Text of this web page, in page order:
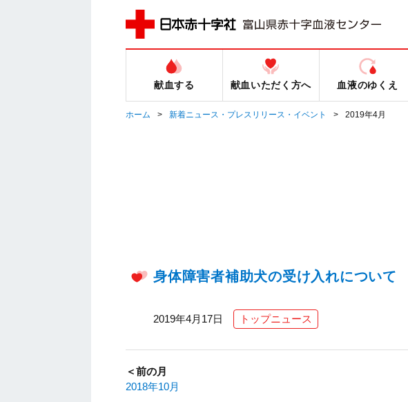
献血する 献血いただく方へ 血液のゆくえ
ホーム 新着ニュース・プレスリリース・イベント 2019年4月
身体障害者補助犬の受け入れについて
2019年4月17日 トップニュース
＜前の月
2018年10月